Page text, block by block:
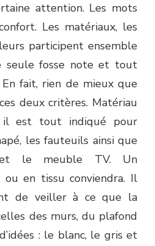
attention. Les mots
Les matériaux, les
participent ensemble
seule fosse note et tout
fait, rien de mieux que
deux critères. Matériau
est tout indiqué pour
les fauteuils ainsi que
le meuble TV. Un
en tissu conviendra. Il
de veiller à ce que la
des murs, du plafond
: le blanc, le gris et